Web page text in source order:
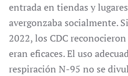
entrada en tiendas y
avergonzaba socialmente.
2022, los CDC
eran eficaces. El uso
respiración N-95 no se